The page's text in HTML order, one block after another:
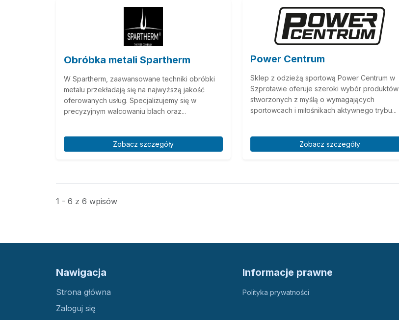
Obróbka metali Spartherm
W Spartherm, zaawansowane techniki obróbki
metalu przekładają się na najwyższą jakość
oferowanych usług. Specjalizujemy się w
precyzyjnym walcowaniu blach oraz...
Zobacz szczegóły
Power Centrum
Sklep z odzieżą sportową Power Centrum w
Szprotawie oferuje szeroki wybór produktów
stworzonych z myślą o wymagających
sportowcach i miłośnikach aktywnego trybu...
Zobacz szczegóły
1 - 6 z 6 wpisów
Nawigacja
Strona główna
Zaloguj się
Informacje prawne
Polityka prywatności